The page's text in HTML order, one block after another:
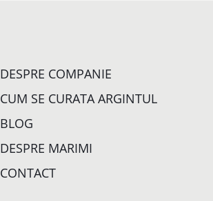
DESPRE COMPANIE
CUM SE CURATA ARGINTUL
BLOG
DESPRE MARIMI
CONTACT